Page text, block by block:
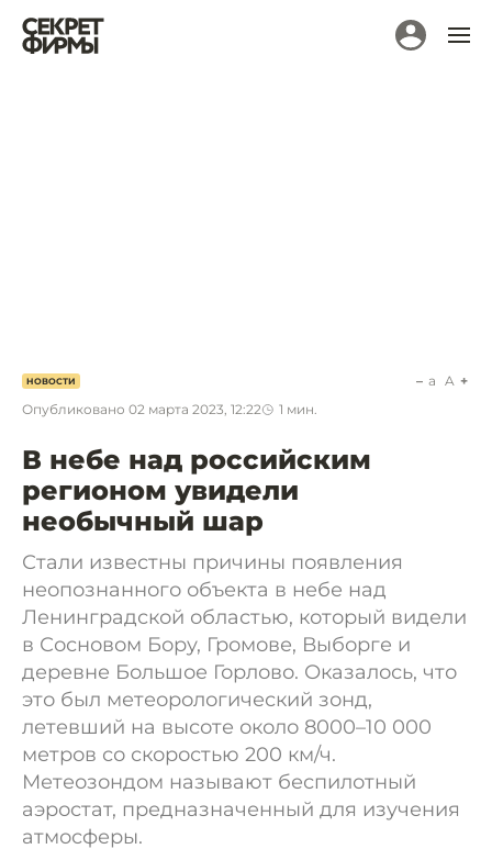
НОВОСТИ
Опубликовано 02 марта 2023, 12:22 1 мин.
a A
В небе над российским
регионом увидели
необычный шар
Стали известны причины появления
неопознанного объекта в небе над
Ленинградской областью, который видели
в Сосновом Бору, Громове, Выборге и
деревне Большое Горлово. Оказалось, что
это был метеорологический зонд,
летевший на высоте около 8000–10 000
метров со скоростью 200 км/ч.
Метеозондом называют беспилотный
аэростат, предназначенный для изучения
атмосферы.